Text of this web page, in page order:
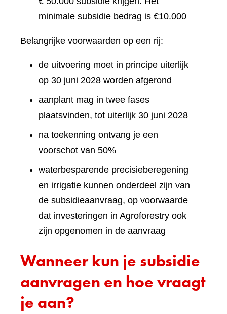
minimale subsidie bedrag is €10.000
Belangrijke voorwaarden op een rij:
de uitvoering moet in principe uiterlijk
op 30 juni 2028 worden afgerond
aanplant mag in twee fases
plaatsvinden, tot uiterlijk 30 juni 2028
na toekenning ontvang je een
voorschot van 50%
waterbesparende precisieberegening
en irrigatie kunnen onderdeel zijn van
de subsidieaanvraag, op voorwaarde
dat investeringen in Agroforestry ook
zijn opgenomen in de aanvraag
Wanneer kun je subsidie
aanvragen en hoe vraagt
je aan?